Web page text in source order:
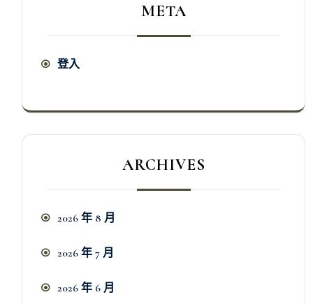
META
登入
ARCHIVES
2026 年 8 月
2026 年 7 月
2026 年 6 月